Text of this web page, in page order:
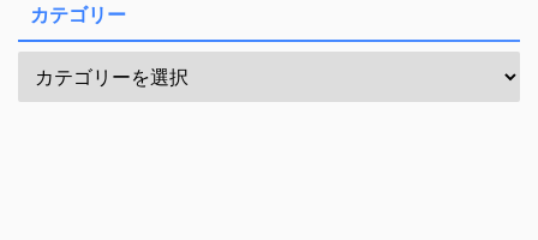
カテゴリー